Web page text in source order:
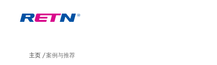
主页 案例与推荐